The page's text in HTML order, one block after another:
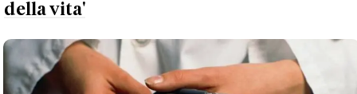
della vita'